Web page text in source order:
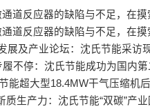
道反应器的缺陷与不足，在摸
道反应器的缺陷与不足，在摸
展及产业论坛：沈氏节能采访
履不停：沈氏节能成功为国内
能超大型18.4MW干气压缩机
生产力：沈氏节能“双碳”产